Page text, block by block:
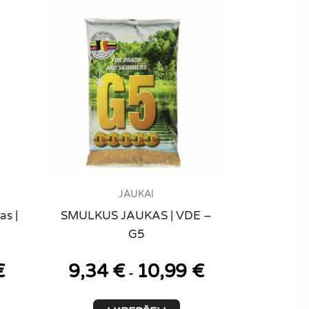
|
JAUKAI
SMULKUS JAUKAS | VDE –
G5
9,34€- 10,99 €